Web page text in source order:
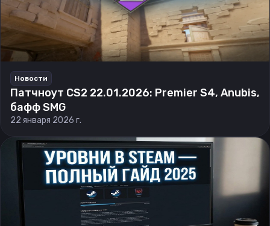
Новости
Патчноут CS2 22.01.2026: Premier S4, Anubis,
бафф SMG
22 января 2026 г.